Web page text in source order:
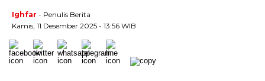
Ighfar - Penulis Berita
Kamis, 11 Desember 2025 - 13:56 WIB